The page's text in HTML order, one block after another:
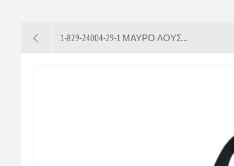
1-829-24004-29-1 ΜΑΥΡΟ ΛΟΥΣ...